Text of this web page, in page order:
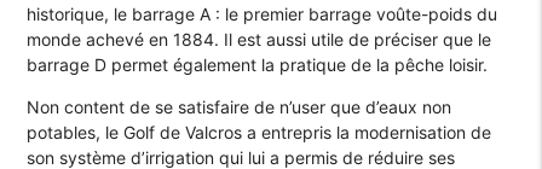
historique, le barrage A : le premier barrage voûte-poids du
monde achevé en 1884. Il est aussi utile de préciser que le
barrage D permet également la pratique de la pêche loisir.
Non content de se satisfaire de n’user que d’eaux non
potables, le Golf de Valcros a entrepris la modernisation de
son système d’irrigation qui lui a permis de réduire ses